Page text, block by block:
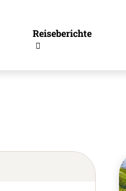
Reiseberichte